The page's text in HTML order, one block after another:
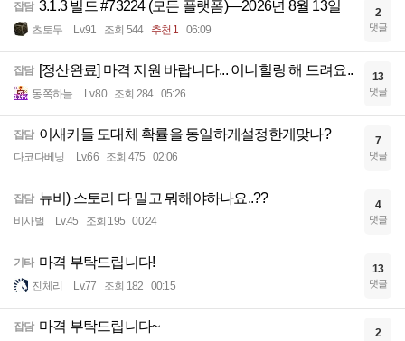
잡담 3.1.3 빌드 #73224 (모든 플랫폼)—2026년 8월 13일
츠토무 Lv.91 조회 544 추천 1 06:09
2
댓글
잡담 [정산완료] 마격 지원 바랍니다... 이니힐링 해 드려요..
동쪽하늘 Lv.80 조회 284 05:26
13
댓글
잡담 이새키들 도대체 확률을 동일하게설정한게맞나?
다코다베닝 Lv.66 조회 475 02:06
7
댓글
잡담 뉴비) 스토리 다 밀고 뭐해야하나요..??
비사벌 Lv.45 조회 195 00:24
4
댓글
기타 마격 부탁드립니다!
진체리 Lv.77 조회 182 00:15
13
댓글
잡담 마격 부탁드립니다~ 2